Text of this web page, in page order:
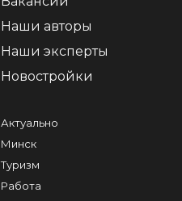
Наши авторы
Наши эксперты
Новостройки
Актуально
Минск
Туризм
Работа